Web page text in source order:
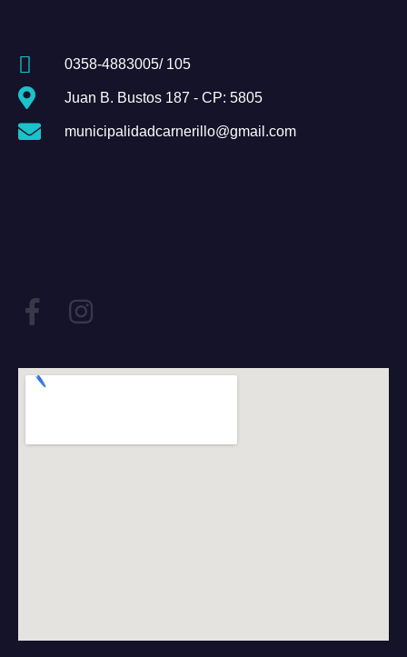
0358-4883005/ 105
Juan B. Bustos 187 - CP: 5805
municipalidadcarnerillo@gmail.com